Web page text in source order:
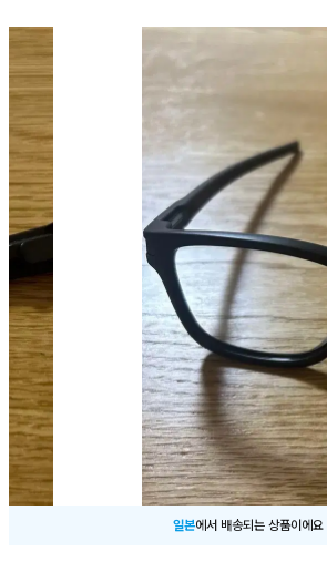
일본에서 배송되는 상품이에요